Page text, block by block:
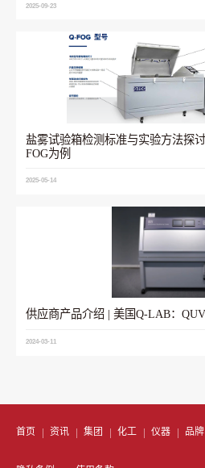
2025-09-23
盐雾试验箱检测标准与实验方法探
FOG为例
2025-05-14
供应商产品介绍 | 美国Q-LAB：
2024-03-11
首页 资讯 集团 化工 仪器 品牌